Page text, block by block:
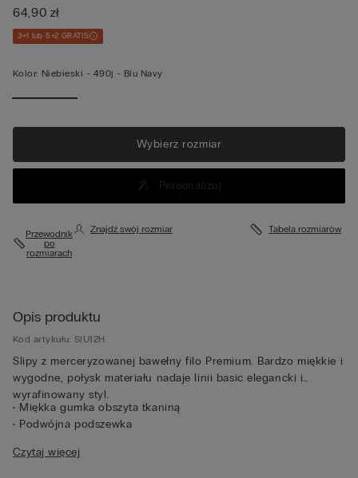
64,90 zł
3+1 lub 5+2 GRATIS
Kolor: Niebieski - 490j - Blu Navy
Wybierz rozmiar
Personalizuj
Przewodnik
po
rozmiarach
Znajdź swój rozmiar Tabela rozmiarów
Opis produktu
Kod artykułu: SIU12H
Slipy z merceryzowanej bawełny filo Premium. Bardzo miękkie i
wygodne, połysk materiału nadaje linii basic elegancki i
wyrafinowany styl.
• Miękka gumka obszyta tkaniną
• Podwójna podszewka
• Model ma 185 cm wzrostu i ma na sobie rozmiar 5 / L
Czytaj więcej